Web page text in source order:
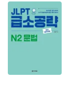
로
이
동